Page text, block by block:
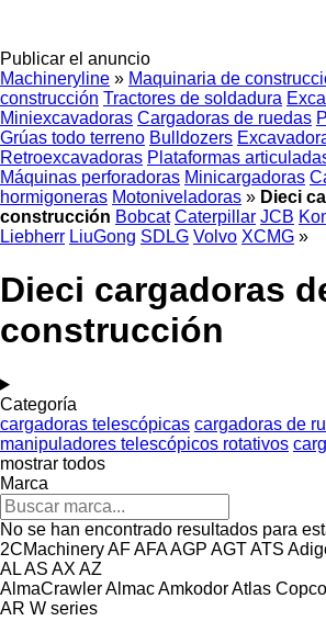
Publicar el anuncio
Machineryline » Maquinaria de
construcción Tractores de soldadura
Miniexcavadoras Cargadoras de ruedas
Grúas todo terreno Bulldozers
Retroexcavadoras Plataformas
Máquinas perforadoras Minicargadoras
hormigoneras Motoniveladoras » Dieci
construcción Bobcat Caterpillar JCB
Liebherr LiuGong SDLG Volvo XCMG »
Dieci cargadoras
construcción
Categoría
cargadoras telescópicas cargadoras de
manipuladores telescópicos rotativos
mostrar todos
Marca
No se han encontrado resultados para
2CMachineryAFAFAAGP AGTATS
ALAS AX AZ
AlmaCrawlerAlmacAmkodorAtlas Copco
AR W series